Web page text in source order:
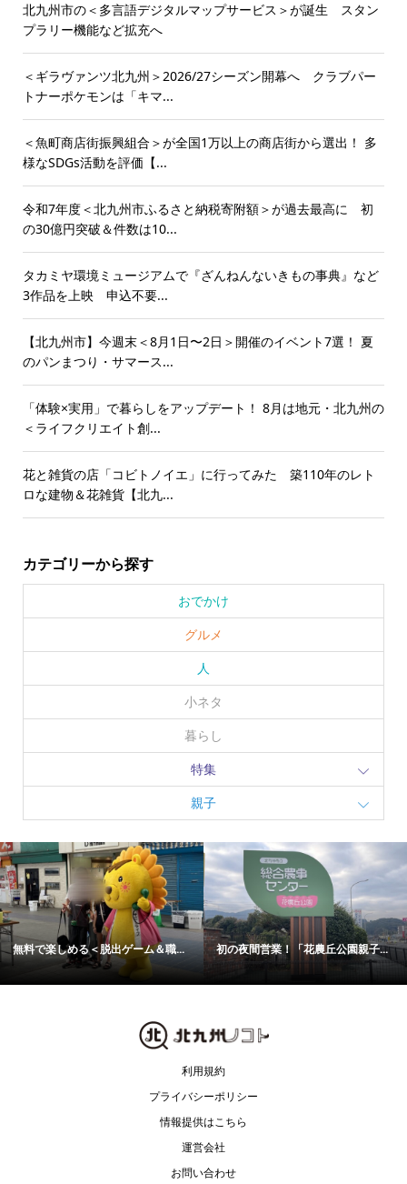
北九州市の＜多言語デジタルマップサービス＞が誕生 スタン
プラリー機能など拡充へ
＜ギラヴァンツ北九州＞2026/27シーズン開幕へ クラブパー
トナーポケモンは「キマ...
＜魚町商店街振興組合＞が全国1万以上の商店街から選出！ 多
様なSDGs活動を評価【...
令和7年度＜北九州市ふるさと納税寄附額＞が過去最高に 初
の30億円突破＆件数は10...
タカミヤ環境ミュージアムで『ざんねんないきもの事典』など
3作品を上映 申込不要...
【北九州市】今週末＜8月1日〜2日＞開催のイベント7選！ 夏
のパンまつり・サマース...
「体験×実用」で暮らしをアップデート！ 8月は地元・北九州の
＜ライフクリエイト創...
花と雑貨の店「コビトノイエ」に行ってみた 築110年のレト
ロな建物＆花雑貨【北九...
カテゴリーから探す
おでかけ
グルメ
人
小ネタ
暮らし
特集
親子
無料で楽しめる＜脱出ゲーム＆職... 初の夜間営業！「花農丘公園親子...
利用規約
プライバシーポリシー
情報提供はこちら
運営会社
お問い合わせ